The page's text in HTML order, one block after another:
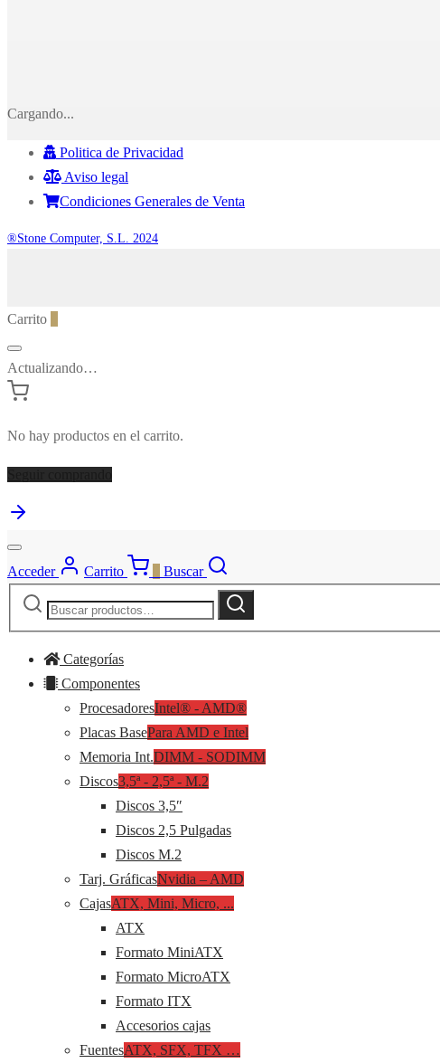
Cargando...
Politica de Privacidad
Aviso legal
Condiciones Generales de Venta
®Stone Computer, S.L. 2024
Carrito
Actualizando…
No hay productos en el carrito.
Acceder Carrito
Buscar
Buscar
Buscar
Categorías
Componentes
ProcesadoresIntel® - AMD®
Placas BasePara AMD e Intel
Memoria Int.DIMM - SODIMM
Discos3,5ª - 2,5ª - M.2
Discos 3,5″
Discos 2,5 Pulgadas
Discos M.2
Tarj. GráficasNvidia – AMD
CajasATX, Mini, Micro, ...
ATX
Formato MiniATX
Formato MicroATX
Formato ITX
Accesorios cajas
FuentesATX, SFX, TFX …